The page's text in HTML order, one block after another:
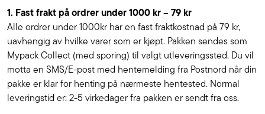
1. Fast frakt på ordrer under 1000 kr – 79 kr
Alle ordrer under 1000kr har en fast fraktkostnad på 79 kr,
uavhengig av hvilke varer som er kjøpt. Pakken sendes som
Mypack Collect (med sporing) til valgt utleveringssted. Du vil
motta en SMS/E-post med hentemelding fra Postnord når din
pakke er klar for henting på nærmeste hentested. Normal
leveringstid er: 2-5 virkedager fra pakken er sendt fra oss.